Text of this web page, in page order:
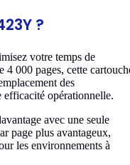
?
votre temps de
4 000 pages, cette
des
efficacité opérationnelle.
avec une seule
page plus avantageux,
les environnements à